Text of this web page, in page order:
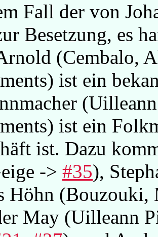
Fall der von
Besetzung, es
(Cembalo,
ist ein
ist ein
ist. Dazu
-> #35),
Höhn
May (Uilleann